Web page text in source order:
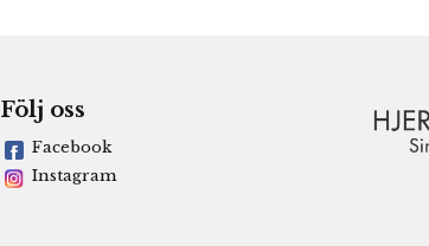
Följ oss
Facebook
Instagram